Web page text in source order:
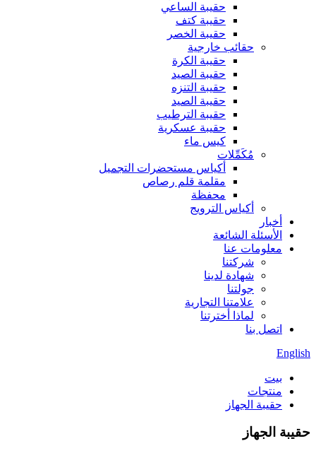
حقيبة الساعي
حقيبة كتف
حقيبة الخصر
حقائب خارجية
حقيبة الكرة
حقيبة الصيد
حقيبة التنزه
حقيبة الصيد
حقيبة الترطيب
حقيبة عسكرية
كيس ماء
مُكَمِّلات
أكياس مستحضرات التجميل
مقلمة قلم رصاص
محفظة
أكياس الترويج
أخبار
الأسئلة الشائعة
معلومات عنا
شركتنا
شهادة لدينا
جولتنا
علامتنا التجارية
لماذا أخترتنا
اتصل بنا
English
بيت
منتجات
حقيبة الجهاز
حقيبة الجهاز